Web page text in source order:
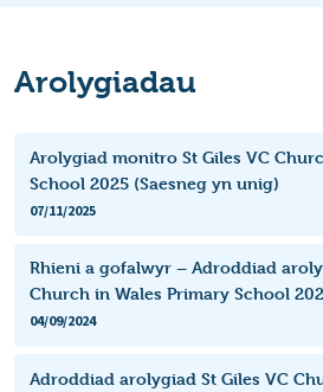
Arolygiadau
Arolygiad monitro St Giles VC
School 2025 (Saesneg yn unig)
07/11/2025
Rhieni a gofalwyr – Adroddiad
Church in Wales Primary School
04/09/2024
Adroddiad arolygiad St Giles VC